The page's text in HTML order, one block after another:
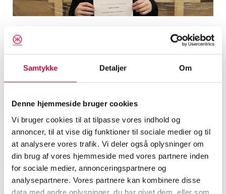
Samtykke Detaljer Om
Denne hjemmeside bruger cookies
Vi bruger cookies til at tilpasse vores indhold og
annoncer, til at vise dig funktioner til sociale medier og til
at analysere vores trafik. Vi deler også oplysninger om
din brug af vores hjemmeside med vores partnere inden
for sociale medier, annonceringspartnere og
analysepartnere. Vores partnere kan kombinere disse
data med andre oplysninger, du har givet dem, eller som
Klokkerholm Karosseridele ønsker stort
tillykke til Michelle, som har bestået lager- og
terminaluddannelsen hos AMU Nordjylland.
speciale i lager og logistik.
Stort tillykke!
< Tilbage